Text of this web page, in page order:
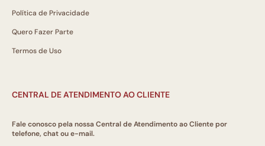
Política de Privacidade
Quero Fazer Parte
Termos de Uso
CENTRAL DE ATENDIMENTO AO CLIENTE
Fale conosco pela nossa Central de Atendimento ao Cliente por
telefone, chat ou e-mail.